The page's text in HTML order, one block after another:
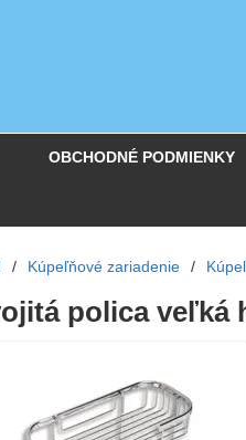
OBCHODNÉ PODMIENKY
/ Kúpeľňové zariadenie /
polica veľká